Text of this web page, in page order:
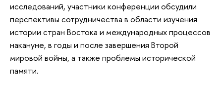
исследований, участники конференции обсудили
перспективы сотрудничества в области изучения
истории стран Востока и международных процессов
накануне, в годы и после завершения Второй
мировой войны, а также проблемы исторической
памяти.